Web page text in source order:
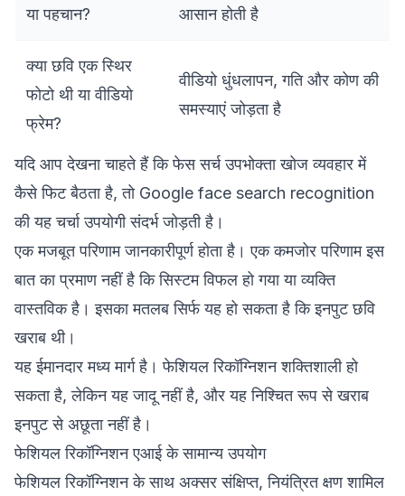
या पहचान?
आसान होती है
क्या छवि एक स्थिर
फोटो थी या वीडियो
फ्रेम?
वीडियो धुंधलापन, गति और कोण की
समस्याएं जोड़ता है
यदि आप देखना चाहते हैं कि फेस सर्च उपभोक्ता खोज व्यवहार में
कैसे फिट बैठता है, तो Google face search recognition
की यह चर्चा उपयोगी संदर्भ जोड़ती है।
एक मजबूत परिणाम जानकारीपूर्ण होता है। एक कमजोर परिणाम इस
बात का प्रमाण नहीं है कि सिस्टम विफल हो गया या व्यक्ति
वास्तविक है। इसका मतलब सिर्फ यह हो सकता है कि इनपुट छवि
खराब थी।
यह ईमानदार मध्य मार्ग है। फेशियल रिकॉग्निशन शक्तिशाली हो
सकता है, लेकिन यह जादू नहीं है, और यह निश्चित रूप से खराब
इनपुट से अछूता नहीं है।
फेशियल रिकॉग्निशन एआई के सामान्य उपयोग
फेशियल रिकॉग्निशन के साथ अक्सर संक्षिप्त, नियंत्रित क्षण शामिल